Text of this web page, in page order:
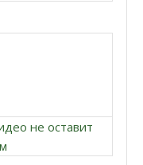
не оставит